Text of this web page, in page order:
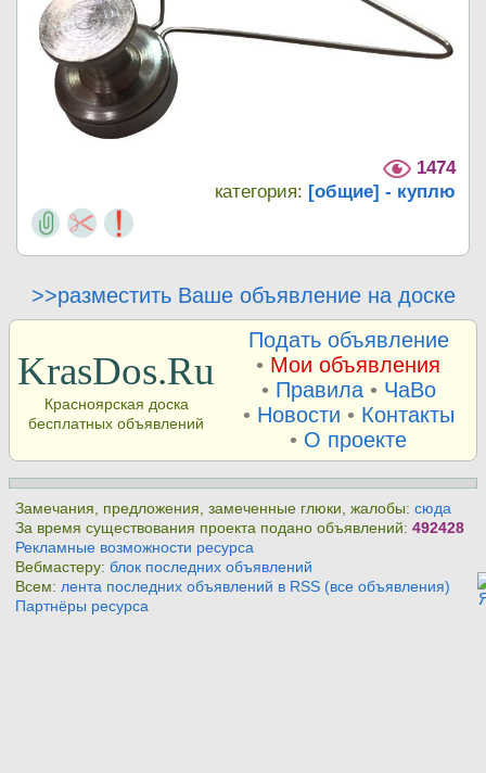
1474
категория: [общие] - куплю
>>разместить Ваше объявление на доске
KrasDos.Ru
Красноярская доска
бесплатных объявлений
Подать объявление
• Мои объявления
• Правила• ЧаВо
• Новости • Контакты
• О проекте
Замечания, предложения, замеченные глюки, жалобы:сюда
За время существования проекта подано объявлений:492428
Рекламные возможности ресурса
Вебмастеру:блок последних объявлений
Всем: лента последних объявлений в RSS (все объявления)
Партнёры ресурса